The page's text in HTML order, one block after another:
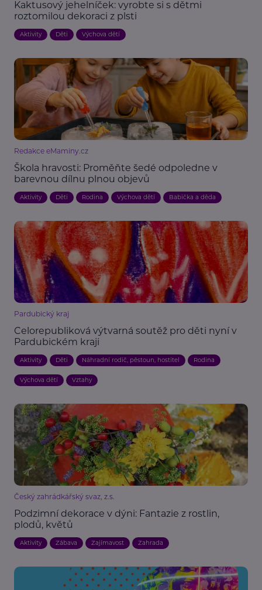
Kaktusový jehelníček: vyrobte si s dětmi
roztomilou dekoraci z plsti
Aktivity Děti Výchova dětí
Redakce eMaminy.cz
Škola hravosti: Proměňte šedé odpoledne v
barevnou dílnu plnou objevů
Aktivity Děti Rodina Výchova dětí Babička a děda
Pardubický kraj
Celorepubliková výtvarná soutěž pro děti nyní v
Pardubickém kraji
Aktivity Děti Náhradní rodič, pěstoun, hostitel Rodina
Výchova dětí Vztahy
Český zahrádkářský svaz, z.s.
Podzimní dekorace v dýni: Fantazie z rostlin,
plodů, květů
Aktivity Zábava Zajímavost Zahrada